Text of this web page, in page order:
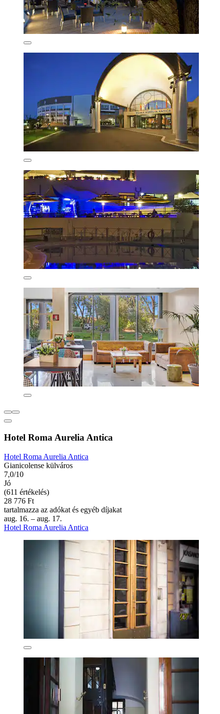
Hotel Roma Aurelia Antica
Hotel Roma Aurelia Antica
Gianicolense külváros
7,0/10
Jó
(611 értékelés)
28 776 Ft
tartalmazza az adókat és egyéb díjakat
aug. 16. – aug. 17.
Hotel Roma Aurelia Antica